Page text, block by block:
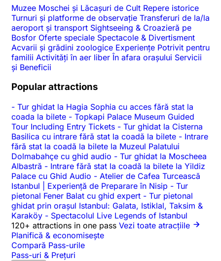
Muzee Moschei și Lăcașuri de Cult Repere istorice
Turnuri și platforme de observație Transferuri de la/la
aeroport și transport Sightseeing & Croazieră pe
Bosfor Oferte speciale Spectacole & Divertisment
Acvarii și grădini zoologice Experiențe Potrivit pentru
familii Activități în aer liberÎn afara orașului Servicii
și Beneficii
Popular attractions
- Tur ghidat la Hagia Sophia cu acces fără stat la
coada la bilete - Topkapi Palace Museum Guided
Tour Including Entry Tickets - Tur ghidat la Cisterna
Basilica cu intrare fără stat la coadă la bilete - Intrare
fără stat la coadă la bilete la Muzeul Palatului
Dolmabahçe cu ghid audio - Tur ghidat la Moscheea
Albastră - Intrare fără stat la coadă la bilete la Yildiz
Palace cu Ghid Audio - Atelier de Cafea Turcească
Istanbul | Experiență de Preparare în Nisip - Tur
pietonal Fener Balat cu ghid expert - Tur pietonal
ghidat prin orașul Istanbul: Galata, Istiklal, Taksim &
Karaköy - Spectacolul Live Legends of Istanbul
120+ attractions in one pass Vezi toate atracțiile
Planifică & economisește
Compară Pass-urile
Pass-uri & Prețuri